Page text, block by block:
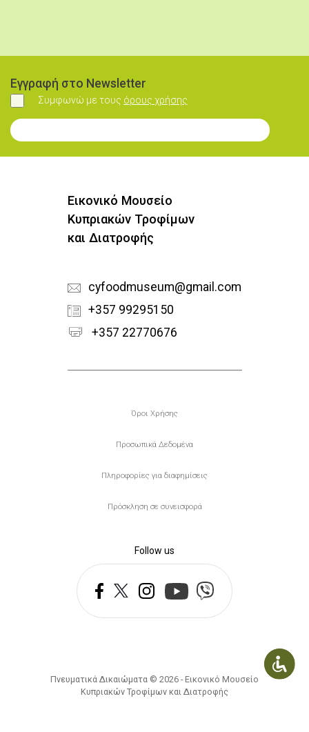
Εγγραφή στο Newsletter
Συμφωνώ
Συμφωνώ με τους όρους χρήσης
Εγγραφή στο Newsletter
Εικονικό Μουσείο
Κυπριακών Τροφίμων
και Διατροφής
cyfoodmuseum@gmail.com
+357 99295150
+357 22770676
Υποσέλιδο
Όροι Χρήσης
Προσωπικά Δεδομένα
Πληροφορίες για διαφημίσεις
Πρόσκληση σε συνεισφορά
Follow us
Πνευματικά Δικαιώματα © 2026 - Εικονικό Μουσείο
Κυπριακών Τροφίμων και Διατροφής